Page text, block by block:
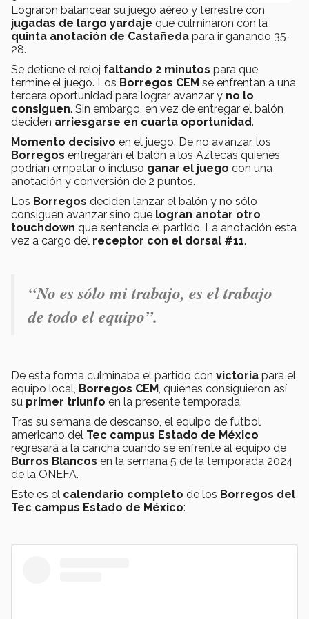
Lograron balancear su juego aéreo y terrestre con
jugadas de largo yardaje que culminaron con la
quinta anotación de Castañeda para ir ganando 35-
28.
Se detiene el reloj faltando 2 minutos para que
termine el juego. Los Borregos CEM se enfrentan a una
tercera oportunidad para lograr avanzar y no lo
consiguen. Sin embargo, en vez de entregar el balón
deciden arriesgarse en cuarta oportunidad.
Momento decisivo en el juego. De no avanzar, los
Borregos entregarán el balón a los Aztecas quienes
podrían empatar o incluso ganar el juego con una
anotación y conversión de 2 puntos.
Los Borregos deciden lanzar el balón y no sólo
consiguen avanzar sino que logran anotar otro
touchdown que sentencia el partido. La anotación esta
vez a cargo del receptor con el dorsal #11.
“No es sólo mi trabajo, es el trabajo
de todo el equipo”.
De esta forma culminaba el partido con victoria para el
equipo local, Borregos CEM , quienes consiguieron así
su primer triunfo en la presente temporada.
Tras su semana de descanso, el equipo de futbol
americano del Tec campus Estado de México
regresará a la cancha cuando se enfrente al equipo de
Burros Blancos en la semana 5 de la temporada 2024
de la ONEFA.
Este es el calendario completo de los Borregos del
Tec campus Estado de México: